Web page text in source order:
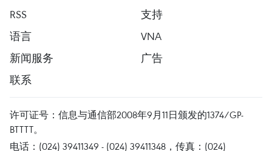
RSS
支持
语言
VNA
新闻服务
广告
联系
许可证号：信息与通信部2008年9月11日颁发的1374/GP-
BTTTT。
电话：(024) 39411349 - (024) 39411348，传真：(024)